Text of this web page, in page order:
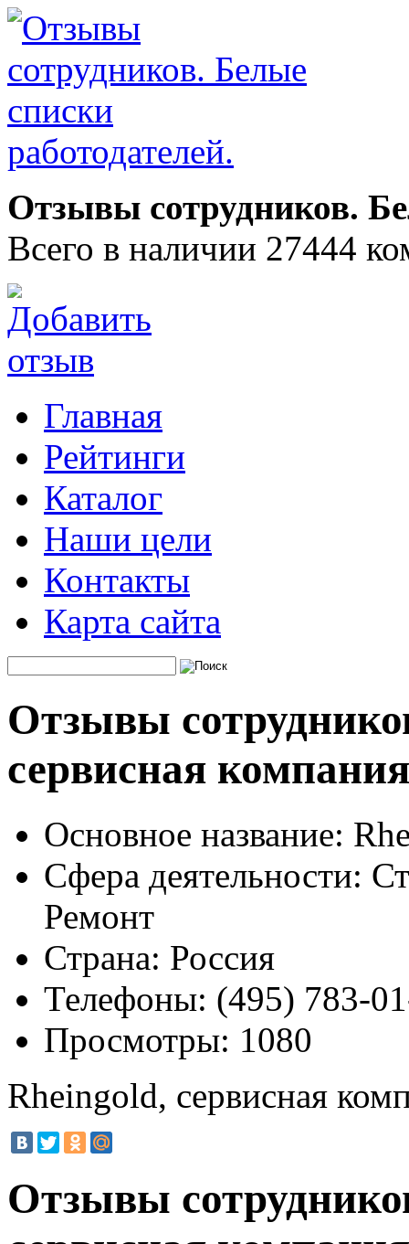
Отзывы сотрудников.
Всего в наличии 27444
Главная
Рейтинги
Каталог
Наши цели
Контакты
Карта сайта
Отзывы
сервисная компания
Основное название:
Сфера деятельности:
Ремонт
Страна: Россия
Телефоны: (495) 783-
Просмотры: 1080
Rheingold, сервисная
Отзывы